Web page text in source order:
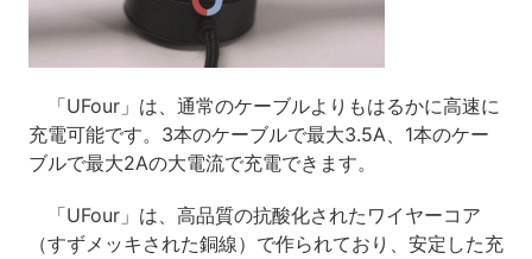
「UFour」は、通常のケーブルよりもはるかに高速に
充電可能です。3本のケーブルで最大3.5A、1本のケー
ブルで最大2Aの大電流で充電できます。
「UFour」は、高品質の抗酸化されたワイヤーコア
（すずメッキされた銅線）で作られており、安定した充